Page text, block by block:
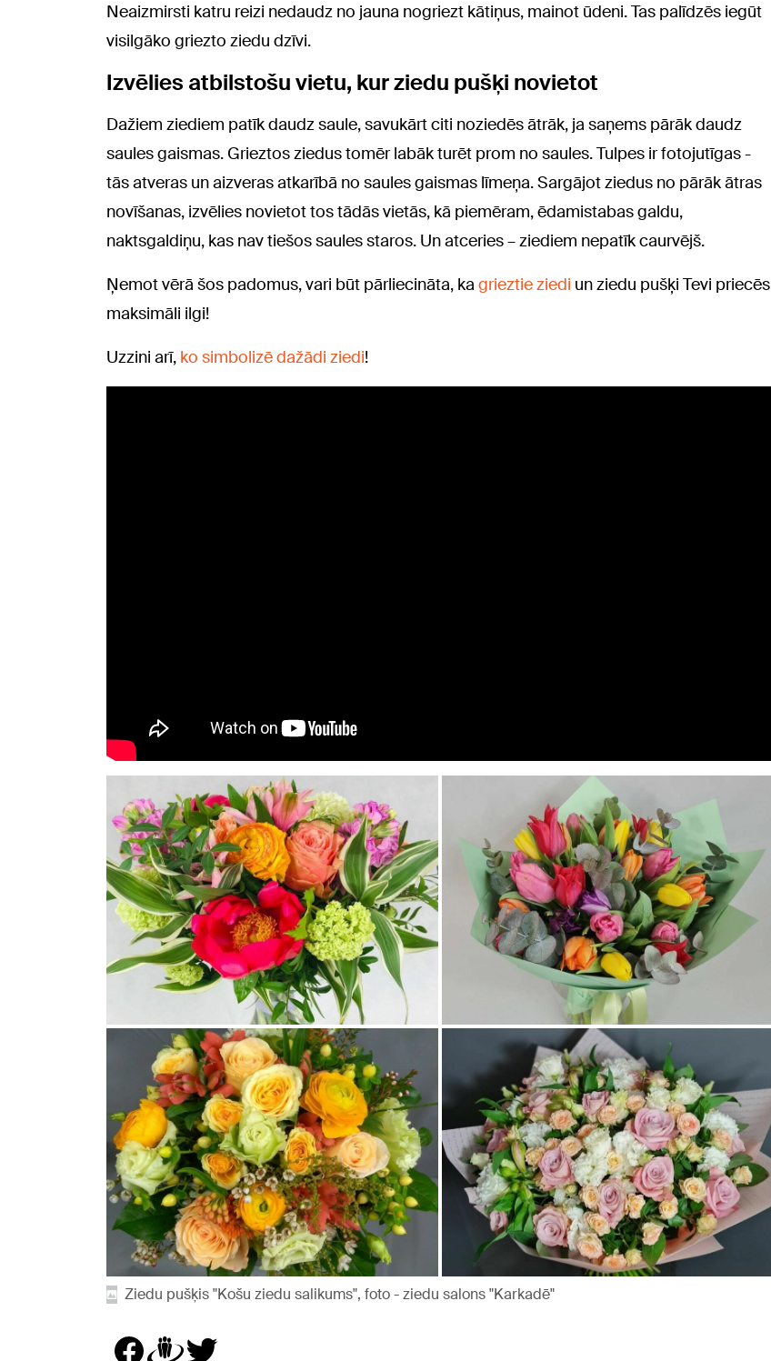
Neaizmirsti katru reizi nedaudz no jauna nogriezt kātiņus, mainot ūdeni. Tas palīdzēs iegūt
visilgāko griezto ziedu dzīvi.
Izvēlies atbilstošu vietu, kur ziedu pušķi novietot
Dažiem ziediem patīk daudz saule, savukārt citi noziedēs ātrāk, ja saņems pārāk daudz
saules gaismas. Grieztos ziedus tomēr labāk turēt prom no saules. Tulpes ir fotojutīgas -
tās atveras un aizveras atkarībā no saules gaismas līmeņa. Sargājot ziedus no pārāk ātras
novīšanas, izvēlies novietot tos tādās vietās, kā piemēram, ēdamistabas galdu,
naktsgaldiņu, kas nav tiešos saules staros. Un atceries – ziediem nepatīk caurvējš.
Ņemot vērā šos padomus, vari būt pārliecināta, ka grieztie ziedi un ziedu pušķi Tevi priecēs
maksimāli ilgi!
Uzzini arī, ko simbolizē dažādi ziedi!
Ziedu pušķis "Košu ziedu salikums", foto - ziedu salons "Karkadē"